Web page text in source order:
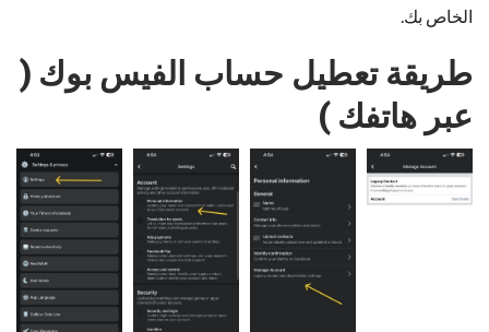
الخاص بك.
طريقة تعطيل حساب الفيس بوك (
عبر هاتفك )